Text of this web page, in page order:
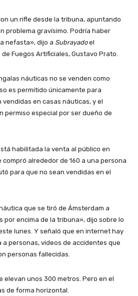
un rifle desde la tribuna, apuntando
problema gravísimo. Podría haber
nefasta», dijo a Subrayadoel
Fuegos Artificiales, Gustavo Prato.
náuticas no se venden como
es permitido únicamente para
vendidas en casas náuticas, y el
permiso especial por ser dueño de
habilitada la venta al público en
alrededor de 160 a una persona
para que no sean vendidas en el
que se tiró de Ámsterdam a
por encima de la tribuna», dijo sobre lo
lunes. Y señaló que en internet hay
a personas, videos de accidentes que
personas fallecidas.
elevan unos 300 metros. Pero en el
de forma horizontal.